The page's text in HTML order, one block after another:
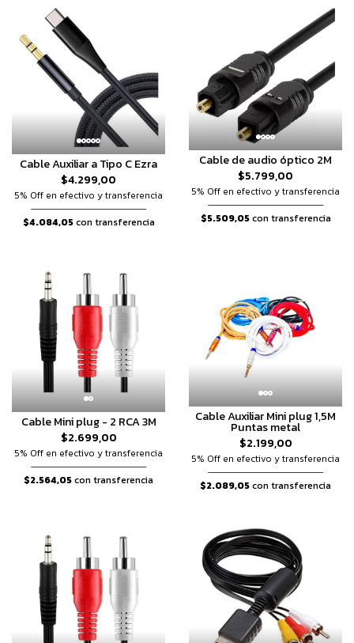
Cable Auxiliar a Tipo C Ezra
$4.299,00
5% Off en efectivo y transferencia
$4.084,05con transferencia
Cable de audio óptico 2M
$5.799,00
5% Off en efectivo y transferencia
$5.509,05con transferencia
Cable Mini plug - 2 RCA 3M
$2.699,00
5% Off en efectivo y transferencia
$2.564,05con transferencia
Cable Auxiliar Mini plug 1,5M
Puntas metal
$2.199,00
5% Off en efectivo y transferencia
$2.089,05con transferencia